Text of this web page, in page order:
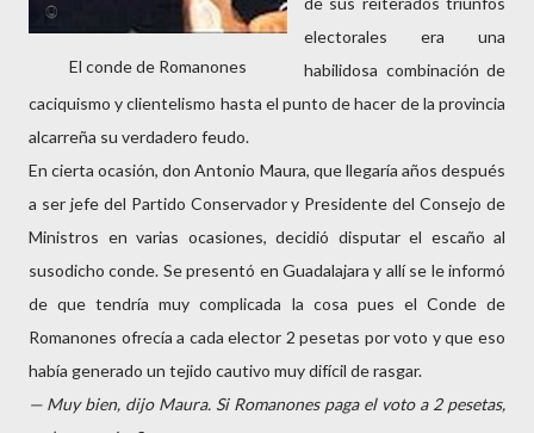
El conde de Romanones
electorales era una
habilidosa combinación de
caciquismo y clientelismo hasta el punto de hacer de la provincia
alcarreña su verdadero feudo.
En cierta ocasión, don Antonio Maura, que llegaría años después
a ser jefe del Partido Conservador y Presidente del Consejo de
Ministros en varias ocasiones, decidió disputar el escaño al
susodicho conde. Se presentó en Guadalajara y allí se le informó
de que tendría muy complicada la cosa pues el Conde de
Romanones ofrecía a cada elector 2 pesetas por voto y que eso
había generado un tejido cautivo muy difícil de rasgar.
— Muy bien, dijo Maura. Si Romanones paga el voto a 2 pesetas,